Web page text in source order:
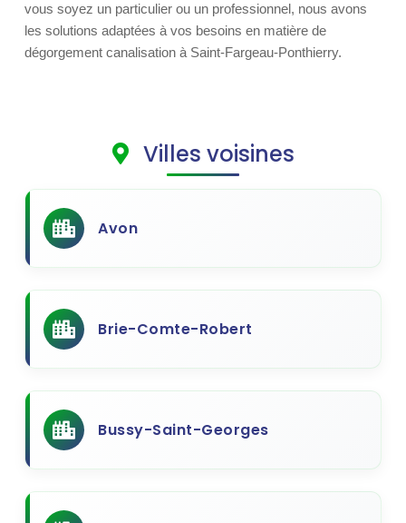
vous soyez un particulier ou un professionnel, nous avons
les solutions adaptées à vos besoins en matière de
dégorgement canalisation à Saint-Fargeau-Ponthierry.
Villes voisines
Avon
Brie-Comte-Robert
Bussy-Saint-Georges